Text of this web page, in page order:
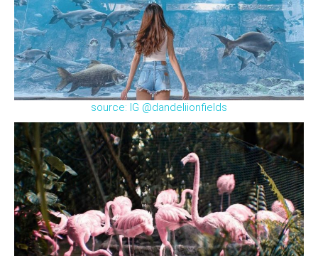
source: IG @dandeliionfields